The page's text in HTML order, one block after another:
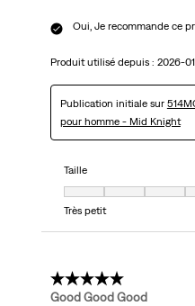
Oui, Je recommande ce
Produit utilisé depuis : 2026-
Publication initiale sur
pour homme - Mid Knight
Taille
Taille, 5 sur 7, où 1 est égal
Très petit
5 étoile(s) sur 5.
Good Good Good